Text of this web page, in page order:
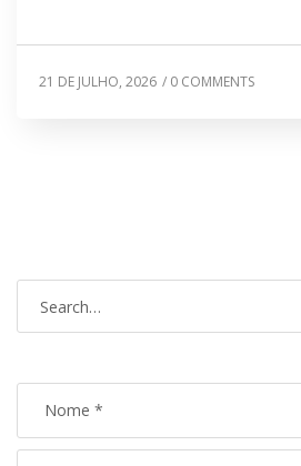
21 DE JULHO, 2026 / 0 COMMENTS